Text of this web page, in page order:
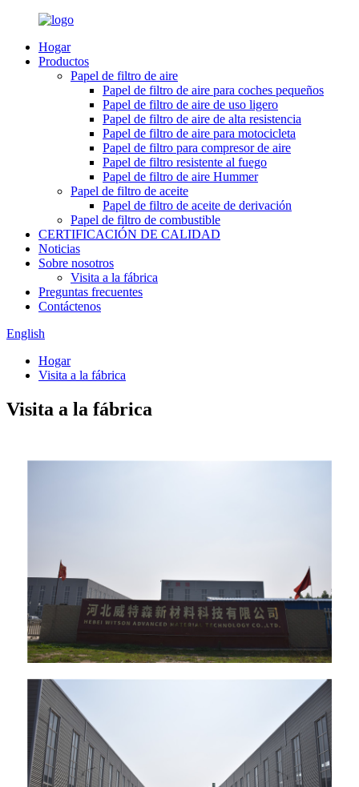
Hogar
Productos
Papel de filtro de aire
Papel de filtro de aire para coches pequeños
Papel de filtro de aire de uso ligero
Papel de filtro de aire de alta resistencia
Papel de filtro de aire para motocicleta
Papel de filtro para compresor de aire
Papel de filtro resistente al fuego
Papel de filtro de aire Hummer
Papel de filtro de aceite
Papel de filtro de aceite de derivación
Papel de filtro de combustible
CERTIFICACIÓN DE CALIDAD
Noticias
Sobre nosotros
Visita a la fábrica
Preguntas frecuentes
Contáctenos
English
Hogar
Visita a la fábrica
Visita a la fábrica